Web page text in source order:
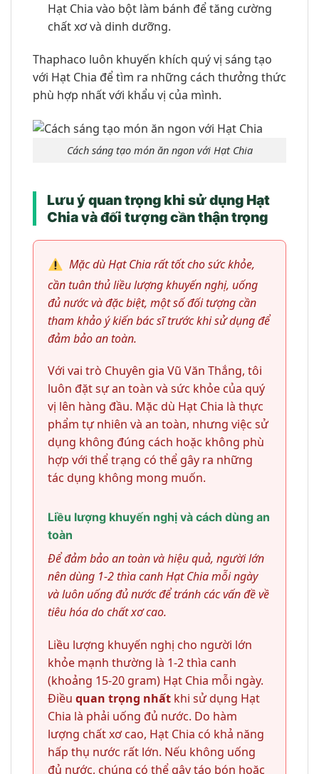
Hạt Chia vào bột làm bánh để tăng cường
chất xơ và dinh dưỡng.
Thaphaco luôn khuyến khích quý vị sáng tạo
với Hạt Chia để tìm ra những cách thưởng thức
phù hợp nhất với khẩu vị của mình.
Cách sáng tạo món ăn ngon với Hạt Chia
Lưu ý quan trọng khi sử dụng Hạt
Chia và đối tượng cần thận trọng
Mặc dù Hạt Chia rất tốt cho sức khỏe,
cần tuân thủ liều lượng khuyến nghị, uống
đủ nước và đặc biệt, một số đối tượng cần
tham khảo ý kiến bác sĩ trước khi sử dụng để
đảm bảo an toàn.
Với vai trò Chuyên gia Vũ Văn Thắng, tôi
luôn đặt sự an toàn và sức khỏe của quý
vị lên hàng đầu. Mặc dù Hạt Chia là thực
phẩm tự nhiên và an toàn, nhưng việc sử
dụng không đúng cách hoặc không phù
hợp với thể trạng có thể gây ra những
tác dụng không mong muốn.
Liều lượng khuyến nghị và cách dùng an
toàn
Để đảm bảo an toàn và hiệu quả, người lớn
nên dùng 1-2 thìa canh Hạt Chia mỗi ngày
và luôn uống đủ nước để tránh các vấn đề về
tiêu hóa do chất xơ cao.
Liều lượng khuyến nghị cho người lớn
khỏe mạnh thường là 1-2 thìa canh
(khoảng 15-20 gram) Hạt Chia mỗi ngày.
Điều quan trọng nhất khi sử dụng Hạt
Chia là phải uống đủ nước. Do hàm
lượng chất xơ cao, Hạt Chia có khả năng
hấp thụ nước rất lớn. Nếu không uống
đủ nước, chúng có thể gây táo bón hoặc